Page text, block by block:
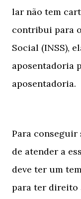
lar não tem
contribui para
Social (INSS),
aposentadoria
aposentadoria.
Para conseguir
de atender a
deve ter um
para ter direito